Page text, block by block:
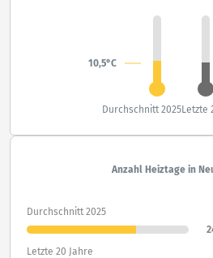
10,5°C
Durchschnitt 2025Letzte
Anzahl Heiztage in
Durchschnitt 2025
Letzte 20 Jahre